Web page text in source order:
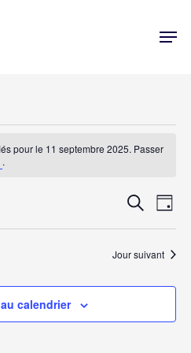
pour le 11 septembre 2025. Passer
.
et
de
Recherche
de
Jour
Jour suivant
calendrier